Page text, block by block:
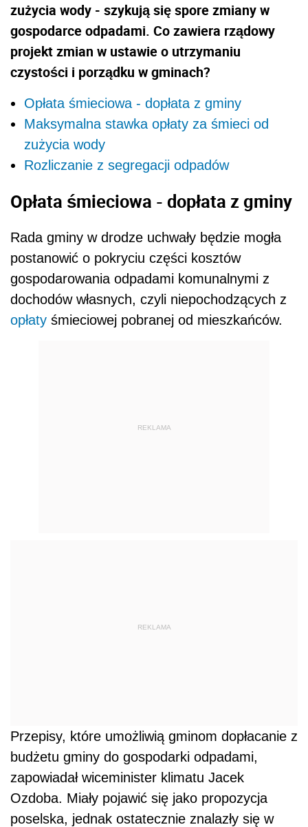
zużycia wody - szykują się spore zmiany w
gospodarce odpadami. Co zawiera rządowy
projekt zmian w ustawie o utrzymaniu
czystości i porządku w gminach?
Opłata śmieciowa - dopłata z gminy
Maksymalna stawka opłaty za śmieci od
zużycia wody
Rozliczanie z segregacji odpadów
Opłata śmieciowa - dopłata z gminy
Rada gminy w drodze uchwały będzie mogła
postanowić o pokryciu części kosztów
gospodarowania odpadami komunalnymi z
dochodów własnych, czyli niepochodzących z
opłaty śmieciowej pobranej od mieszkańców.
REKLAMA
REKLAMA
Przepisy, które umożliwią gminom dopłacanie z
budżetu gminy do gospodarki odpadami,
zapowiadał wiceminister klimatu Jacek
Ozdoba. Miały pojawić się jako propozycja
poselska, jednak ostatecznie znalazły się w